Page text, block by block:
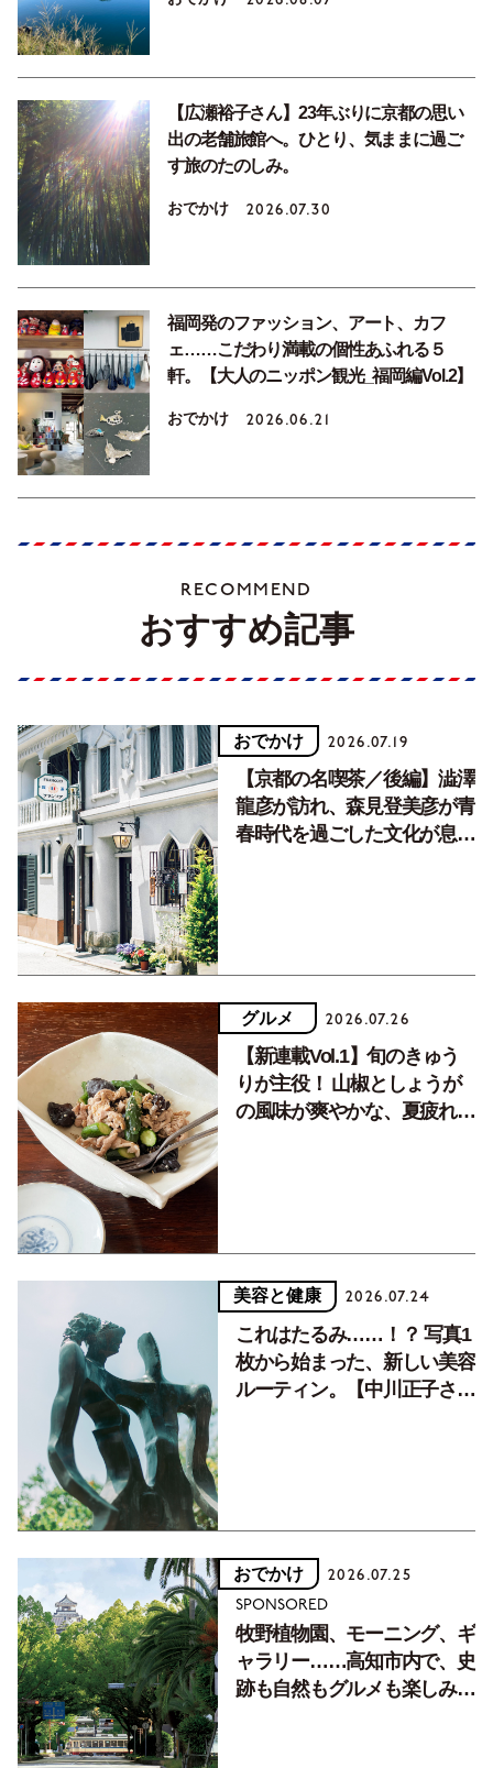
【広瀬裕子さん】23年ぶりに京都の思い
出の老舗旅館へ。ひとり、気ままに過ご
す旅のたのしみ。
おでかけ 2026.07.30
福岡発のファッション、アート、カフ
ェ……こだわり満載の個性あふれる５
軒。【大人のニッポン観光_福岡編Vol.2】
おでかけ 2026.06.21
RECOMMEND
おすすめ記事
おでかけ 2026.07.19
【京都の名喫茶／後編】澁澤
龍彦が訪れ、森見登美彦が青
春時代を過ごした文化が息づ
グルメ 2026.07.26
【新連載Vol.1】旬のきゅう
りが主役！ 山椒としょうが
の風味が爽やかな、夏疲れを
美容と健康 2026.07.24
これはたるみ……！？ 写真1
枚から始まった、新しい美容
ルーティン。【中川正子さん
おでかけ 2026.07.25
SPONSORED
牧野植物園、モーニング、ギ
ャラリー……高知市内で、史
跡も自然もグルメも楽しみ尽